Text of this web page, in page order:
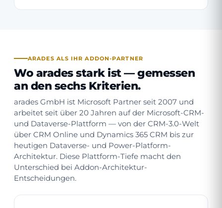
ARADES ALS IHR ADDON-PARTNER
Wo arades stark ist — gemessen
an den sechs Kriterien.
arades GmbH ist Microsoft Partner seit 2007 und
arbeitet seit über 20 Jahren auf der Microsoft-CRM-
und Dataverse-Plattform — von der CRM-3.0-Welt
über CRM Online und Dynamics 365 CRM bis zur
heutigen Dataverse- und Power-Platform-
Architektur. Diese Plattform-Tiefe macht den
Unterschied bei Addon-Architektur-
Entscheidungen.